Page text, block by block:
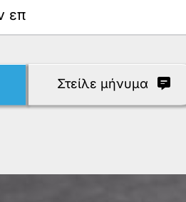
Στείλε μήνυμα